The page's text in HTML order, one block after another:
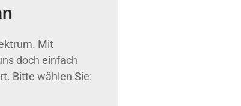
Mit
doch einfach
Bitte wählen Sie: